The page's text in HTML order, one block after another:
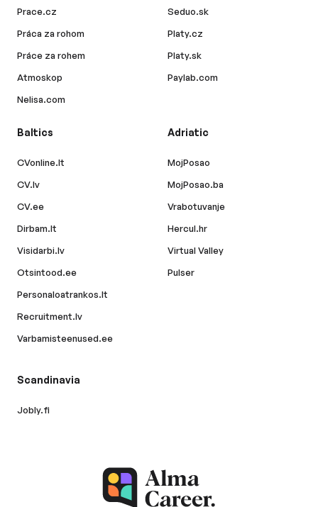
Prace.cz
Práca za rohom
Práce za rohem
Atmoskop
Nelisa.com
Seduo.sk
Platy.cz
Platy.sk
Paylab.com
Baltics
CVonline.lt
CV.lv
CV.ee
Dirbam.lt
Visidarbi.lv
Otsintood.ee
Personaloatrankos.lt
Recruitment.lv
Varbamisteenused.ee
Adriatic
MojPosao
MojPosao.ba
Vrabotuvanje
Hercul.hr
Virtual Valley
Pulser
Scandinavia
Jobly.fi